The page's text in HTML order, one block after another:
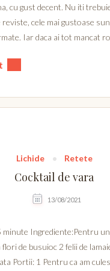
cu gust decent. Nu iti
reviste, cele mai gustoase
Iar daca ai tot mancat
Lichide Retete
Cocktail de vara
13/08/2021
minute Ingrediente:Pentru
de busuioc 2 felii de
Portii: 1 Pentru ca am